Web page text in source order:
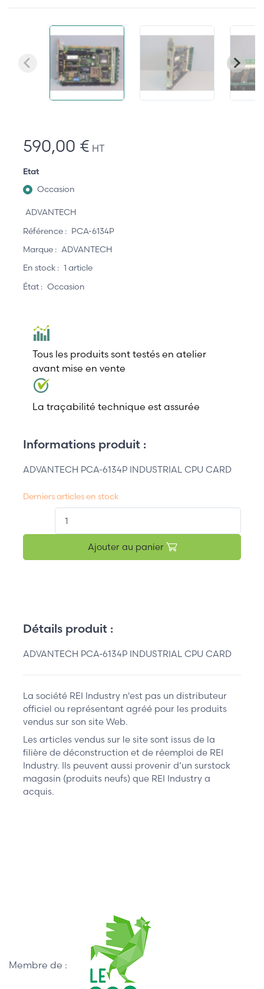
590,00 € HT
Etat
Occasion
ADVANTECH
Référence : PCA-6134P
Marque : ADVANTECH
En stock : 1 article
État : Occasion
Tous les produits sont testés en atelier
avant mise en vente
La traçabilité technique est assurée
Informations produit :
ADVANTECH PCA-6134P INDUSTRIAL CPU CARD
Derniers articles en stock
Ajouter au panier
Détails produit :
ADVANTECH PCA-6134P INDUSTRIAL CPU CARD
La société REI Industry n'est pas un distributeur
officiel ou représentant agréé pour les produits
vendus sur son site Web.
Les articles vendus sur le site sont issus de la
filière de déconstruction et de réemploi de REI
Industry. Ils peuvent aussi provenir d’un surstock
magasin (produits neufs) que REI Industry a
acquis.
Membre de :